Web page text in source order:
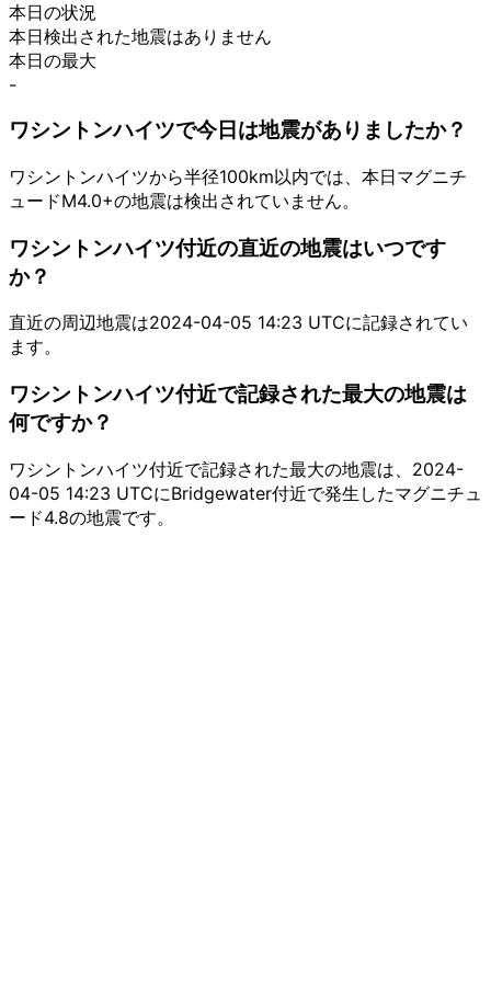
本日の状況
本日検出された地震はありません
本日の最大
-
ワシントンハイツで今日は地震がありましたか？
ワシントンハイツから半径100km以内では、本日マグニチ
ュードM4.0+の地震は検出されていません。
ワシントンハイツ付近の直近の地震はいつです
か？
直近の周辺地震は2024-04-05 14:23 UTCに記録されてい
ます。
ワシントンハイツ付近で記録された最大の地震は
何ですか？
ワシントンハイツ付近で記録された最大の地震は、2024-
04-05 14:23 UTCにBridgewater付近で発生したマグニチュ
ード4.8の地震です。